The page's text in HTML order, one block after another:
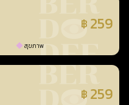
฿ 259
สุขภาพ
฿ 259